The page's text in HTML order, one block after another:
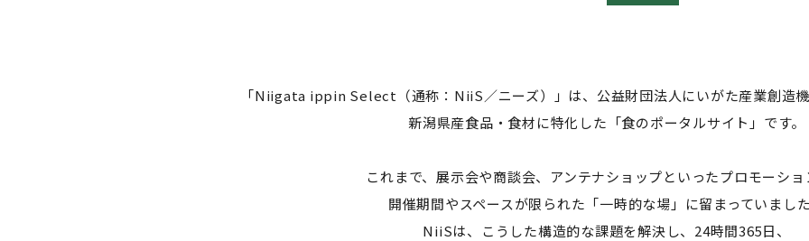
「Niigata ippin Select（通称：NiiS／ニーズ）」は、公益財団法人にいがた産業創造
新潟県産食品・食材に特化した「食のポータルサイト」です。
これまで、展示会や商談会、アンテナショップといったプロモーシ
開催期間やスペースが限られた「一時的な場」に留まっていまし
NiiSは、こうした構造的な課題を解決し、24時間365日、